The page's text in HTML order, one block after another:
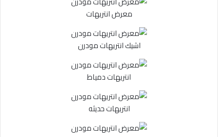
معرض انتريهات
اشيك انتريهات مودرن
انتريهات دمياط
انتريهات حديثه